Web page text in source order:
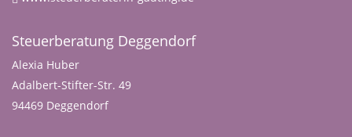
Steuerberatung Deggendorf
Alexia Huber
Adalbert-Stifter-Str. 49
94469 Deggendorf